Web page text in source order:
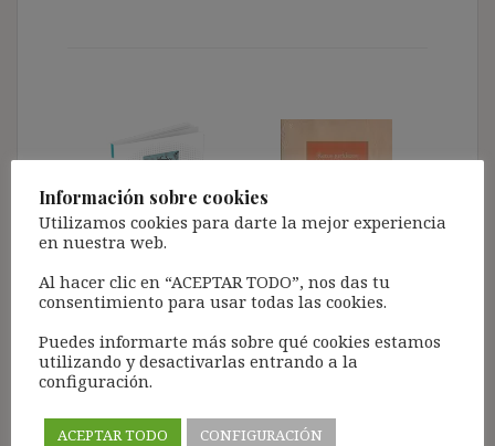
Información sobre cookies
Utilizamos cookies para darte la mejor experiencia
en nuestra web.
Al hacer clic en “ACEPTAR TODO”, nos das tu
consentimiento para usar todas las cookies.
Puedes informarte más sobre qué cookies estamos
utilizando y desactivarlas entrando a la
configuración.
ACEPTAR TODO
CONFIGURACIÓN